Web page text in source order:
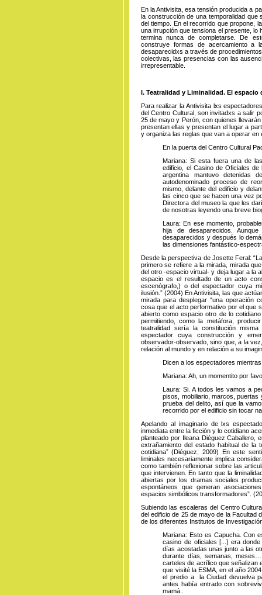
En la Antivisita, esa tensión producida a
la construcción de una temporalidad que
del tiempo. En el recorrido que propone,
una irrupción que tensiona el presente,
termina nunca de completarse. De
construye formas de acercamiento a
desaparecidxs a través de
colectivas, las presencias con las
irrepresentable.
I. Teatralidad y Liminalidad. El
Para realizar la Antivisita lxs
del Centro Cultural, son invitadxs a salir
25 de mayo y Perón, con quienes
presentan ellas y presentan el lugar a
y organiza las reglas que van a operar en
En la puerta del Centro Cultural
Mariana: Si esta fuera una de
edificio, el Casino de Oficiales
argentina mantuvo detenidas
autodenominado proceso de
mismo, delante del edificio y
las cinco que se hacen una vez
Directora del museo la que les
de nosotras leyendo una breve
Laura: En ese momento,
hija de desaparecidos.
desaparecidos y después lo
las dimensiones fantástico-
Desde la perspectiva de Josette Feral:
primero se refiere a la mirada, mirada
del otro -espacio virtual- y deja lugar a la
espacio es el resultado de un acto
escenógrafo,) o del espectador cuya
ilusión.” (2004) En Antivisita, las que
mirada para desplegar “una operación
cosa que el acto performativo por el que
abierto como espacio otro de lo
permitiendo, como la metáfora,
teatralidad sería la constitución
espectador cuya construcción y
observador-observado, sino que, a la
relación al mundo y en relación a su
Dicen a los espectadores
Mariana: Ah, un momentito por
Laura: Si. A todos les vamos a
pisos, mobiliario, marcos, puertas
prueba del delito, así que la
recorrido por el edificio sin tocar
Apelando al imaginario de lxs
inmediata entre la ficción y lo cotidiano
planteado por Ileana Diéguez Caballero,
extrañamiento del estado habitual de la
cotidiana” (Diéguez; 2009) En este
liminales necesariamente implica
como también reflexionar sobre las
que intervienen. En tanto que la
abiertas por los dramas sociales
espontáneos que generan
espacios simbólicos transformadores”.
Subiendo las escaleras del Centro
del edificio de 25 de mayo de la
de los diferentes Institutos de
Mariana: Esto es Capucha. Con
casino de oficiales [...] era
días acostadas unas junto a las
durante días, semanas,
carteles de acrílico que señalizan
que visité la ESMA, en el año
el predio a la Ciudad devuelva
antes había entrado con
mamá..